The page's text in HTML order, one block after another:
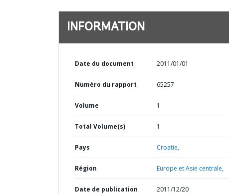
INFORMATION
Date du document 2011/01/01
Numéro du rapport 65257
Volume 1
Total Volume(s) 1
Pays Croatie,
Région Europe et Asie centrale,
Date de publication 2011/12/20